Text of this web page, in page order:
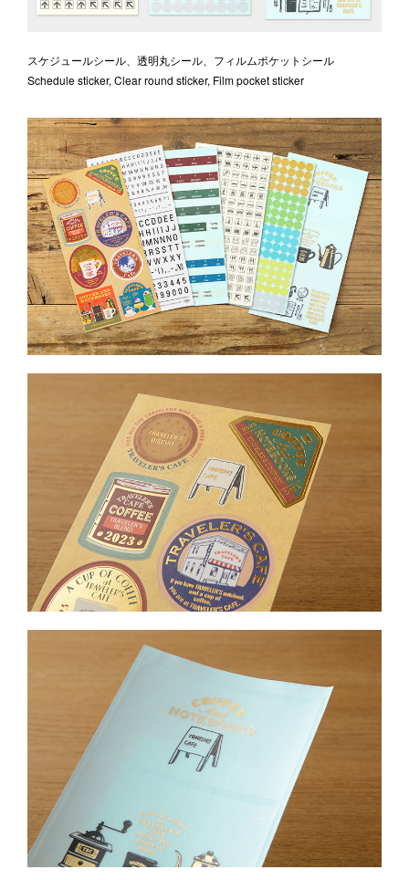
スケジュールシール、透明丸シール、フィルムポケットシール
Schedule sticker, Clear round sticker, Film pocket sticker